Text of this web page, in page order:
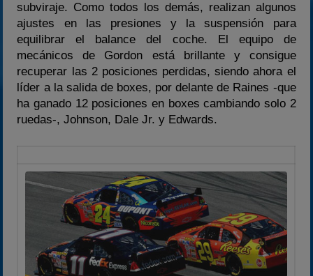
subviraje. Como todos los demás, realizan algunos
ajustes en las presiones y la suspensión para
equilibrar el balance del coche. El equipo de
mecánicos de Gordon está brillante y consigue
recuperar las 2 posiciones perdidas, siendo ahora el
líder a la salida de boxes, por delante de Raines -que
ha ganado 12 posiciones en boxes cambiando solo 2
ruedas-, Johnson, Dale Jr. y Edwards.